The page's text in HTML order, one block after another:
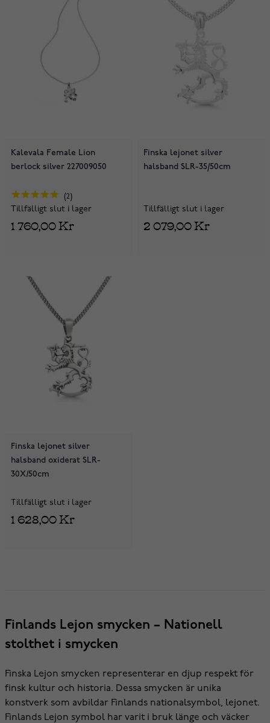
Kalevala Female Lion
berlock silver 227009050
2
Tillfälligt slut i lager
1 760,00 Kr
Finska lejonet silver
halsband SLR-35/50cm
Tillfälligt slut i lager
2 079,00 Kr
Finska lejonet silver
halsband oxiderat SLR-
30X/50cm
Tillfälligt slut i lager
1 628,00 Kr
Finlands Lejon smycken – Nationell
stolthet i smycken
Finska Lejon smycken representerar en djup respekt för
finsk kultur och historia. Dessa smycken är unika
konstverk som avbildar Finlands nationalsymbol, lejonet.
Finlands Lejon symbol har varit i bruk länge och väcker